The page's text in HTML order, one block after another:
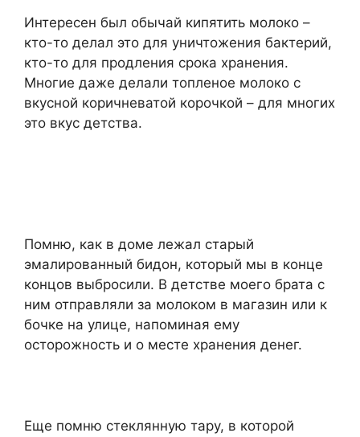
Интересен был обычай кипятить молоко –
кто-то делал это для уничтожения бактерий,
кто-то для продления срока хранения.
Многие даже делали топленое молоко с
вкусной коричневатой корочкой – для многих
это вкус детства.
Помню, как в доме лежал старый
эмалированный бидон, который мы в конце
концов выбросили. В детстве моего брата с
ним отправляли за молоком в магазин или к
бочке на улице, напоминая ему
осторожность и о месте хранения денег.
Еще помню стеклянную тару, в которой